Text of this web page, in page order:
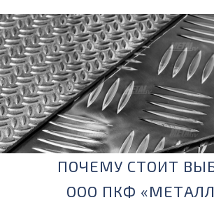
ПОЧЕМУ СТОИТ
ООО ПКФ «МЕТАЛЛ